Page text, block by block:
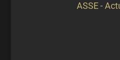
ASSE -